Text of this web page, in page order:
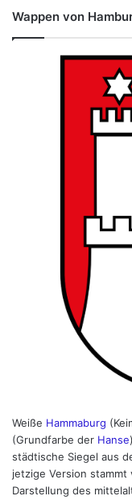
Wappen von
Weiße Hammaburg
(Grundfarbe der Hanse
städtische Siegel aus
jetzige Version stammt
Darstellung des